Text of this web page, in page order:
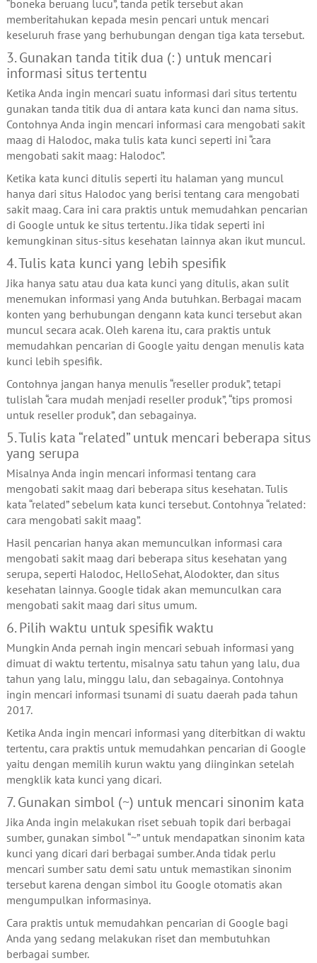
“boneka beruang lucu”, tanda petik tersebut akan
memberitahukan kepada mesin pencari untuk mencari
keseluruh frase yang berhubungan dengan tiga kata tersebut.
3. Gunakan tanda titik dua (: ) untuk mencari
informasi situs tertentu
Ketika Anda ingin mencari suatu informasi dari situs tertentu
gunakan tanda titik dua di antara kata kunci dan nama situs.
Contohnya Anda ingin mencari informasi cara mengobati sakit
maag di Halodoc, maka tulis kata kunci seperti ini “cara
mengobati sakit maag: Halodoc”.
Ketika kata kunci ditulis seperti itu halaman yang muncul
hanya dari situs Halodoc yang berisi tentang cara mengobati
sakit maag. Cara ini cara praktis untuk memudahkan pencarian
di Google untuk ke situs tertentu. Jika tidak seperti ini
kemungkinan situs-situs kesehatan lainnya akan ikut muncul.
4. Tulis kata kunci yang lebih spesifik
Jika hanya satu atau dua kata kunci yang ditulis, akan sulit
menemukan informasi yang Anda butuhkan. Berbagai macam
konten yang berhubungan dengann kata kunci tersebut akan
muncul secara acak. Oleh karena itu, cara praktis untuk
memudahkan pencarian di Google yaitu dengan menulis kata
kunci lebih spesifik.
Contohnya jangan hanya menulis “reseller produk”, tetapi
tulislah “cara mudah menjadi reseller produk”, “tips promosi
untuk reseller produk”, dan sebagainya.
5. Tulis kata “related” untuk mencari beberapa situs
yang serupa
Misalnya Anda ingin mencari informasi tentang cara
mengobati sakit maag dari beberapa situs kesehatan. Tulis
kata “related” sebelum kata kunci tersebut. Contohnya “related:
cara mengobati sakit maag”.
Hasil pencarian hanya akan memunculkan informasi cara
mengobati sakit maag dari beberapa situs kesehatan yang
serupa, seperti Halodoc, HelloSehat, Alodokter, dan situs
kesehatan lainnya. Google tidak akan memunculkan cara
mengobati sakit maag dari situs umum.
6. Pilih waktu untuk spesifik waktu
Mungkin Anda pernah ingin mencari sebuah informasi yang
dimuat di waktu tertentu, misalnya satu tahun yang lalu, dua
tahun yang lalu, minggu lalu, dan sebagainya. Contohnya
ingin mencari informasi tsunami di suatu daerah pada tahun
2017.
Ketika Anda ingin mencari informasi yang diterbitkan di waktu
tertentu, cara praktis untuk memudahkan pencarian di Google
yaitu dengan memilih kurun waktu yang diinginkan setelah
mengklik kata kunci yang dicari.
7. Gunakan simbol (~) untuk mencari sinonim kata
Jika Anda ingin melakukan riset sebuah topik dari berbagai
sumber, gunakan simbol “~” untuk mendapatkan sinonim kata
kunci yang dicari dari berbagai sumber. Anda tidak perlu
mencari sumber satu demi satu untuk memastikan sinonim
tersebut karena dengan simbol itu Google otomatis akan
mengumpulkan informasinya.
Cara praktis untuk memudahkan pencarian di Google bagi
Anda yang sedang melakukan riset dan membutuhkan
berbagai sumber.